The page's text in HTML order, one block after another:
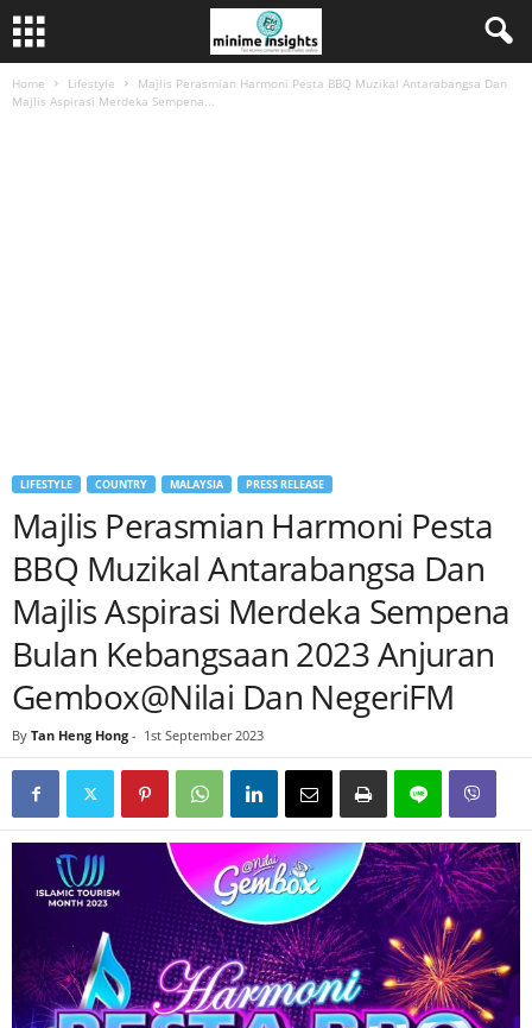
Home Lifestyle
Majlis Perasmian Harmoni Pesta BBQ Muzikal Antarabangsa Dan
Majlis Aspirasi Merdeka Sempena...
LIFESTYLE COUNTRY MALAYSIA PRESS RELEASE
Majlis Perasmian Harmoni Pesta
BBQ Muzikal Antarabangsa Dan
Majlis Aspirasi Merdeka Sempena
Bulan Kebangsaan 2023 Anjuran
Gembox@Nilai Dan NegeriFM
By Tan Heng Hong - 1st September 2023